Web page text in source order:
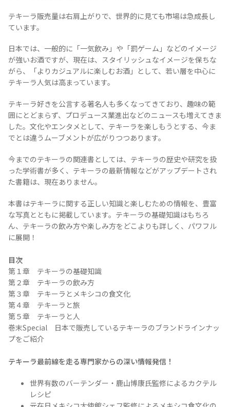
テキーラ販売量は右肩上がりで、世界的に見ても市場は急成長し
ています。
日本では、一般的に「一気飲み」や「罰ゲーム」などのイメージ
が強いお酒ですが、現在は、スタイリッシュなイメージを保ちな
がら、「よりカジュアルに楽しむお酒」として、若い層を中心に
テキーラ人気は高まっています。
テキーラ好きを公言する著名人も多くなってきており、趣味の範
囲にとどまらず、プロデュース業進出などのニュースも増えてきま
した。文化やエンタメとして、テキーラを楽しもうとする、今ま
でとは違うムーブメントが広がりつつあります。
今までのテキーラの関連書としては、テキーラの歴史や研究を扱
った学術書が多く、テキーラの最新情報などがアップデートされ
た書籍は、現在ありません。
本書はテキーラに関する正しい知識と楽しむための情報を、豊富
な写真とともに掲載しています。テキーラの基礎知識はもちろ
ん、テキーラの飲み方や楽しみ方をどこよりも詳しく、パワフル
に展開！
目次
第１章 テキーラの基礎知識
第２章 テキーラの飲み方
第３章 テキーラとメキシコの食文化
第４章 テキーラと旅
第５章 テキーラと人
巻末Special 日本で販売しているテキーラのブランドラインナッ
プをご紹介
テキーラ最前線を走る専門家からの深い情報発信！
世界有数のバーテンダー・鹿山博康氏監修によるカクテル
レシピ